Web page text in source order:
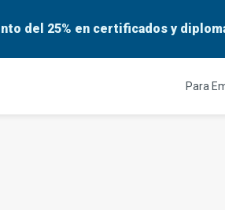
del 25% en certificados y
Para